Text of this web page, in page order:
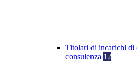
Titolari di incarichi di
consulenza 12